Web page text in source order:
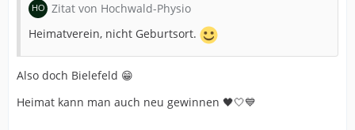
Zitat von Hochwald-Physio
Heimatverein, nicht Geburtsort.
Also doch Bielefeld 😁
Heimat kann man auch neu gewinnen 🖤🤍💙